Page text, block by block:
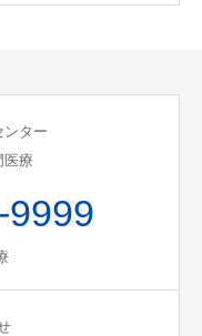
ンター
療
9999